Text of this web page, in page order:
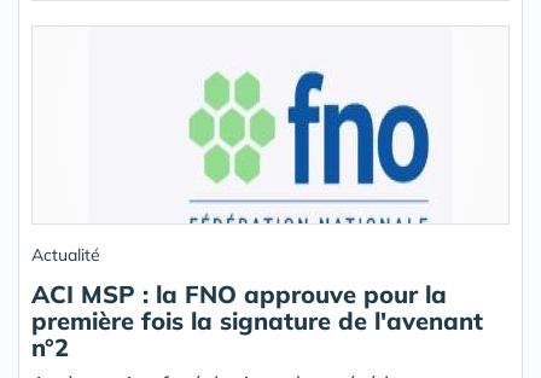
Actualité
ACI MSP : la FNO approuve pour la
première fois la signature de l'avenant
n°2